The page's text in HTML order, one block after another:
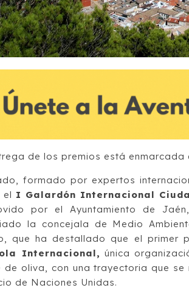
de los premios está
formado por expertos
el I Galardón Internacional
por el Ayuntamiento de
la concejala de Medio
que ha destallado que el primer
Internacional, única
de oliva, con una trayectoria que
de Naciones Unidas.